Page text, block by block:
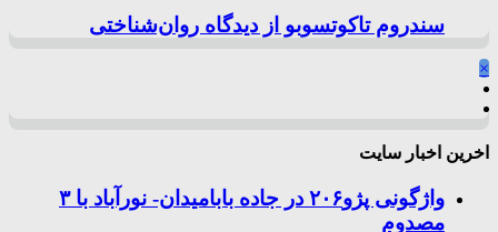
سندروم تاکوتسوبو از دیدگاه روان‌شناختی
×
اخرین اخبار سایت
واژگونی پژو۲۰۶ در جاده بابامیدان- نورآباد با ۳
مصدوم